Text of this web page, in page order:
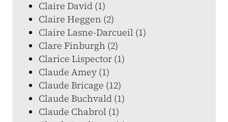
Claire David (1)
Claire Heggen (2)
Claire Lasne-Darcueil (1)
Clare Finburgh (2)
Clarice Lispector (1)
Claude Amey (1)
Claude Bricage (12)
Claude Buchvald (1)
Claude Chabrol (1)